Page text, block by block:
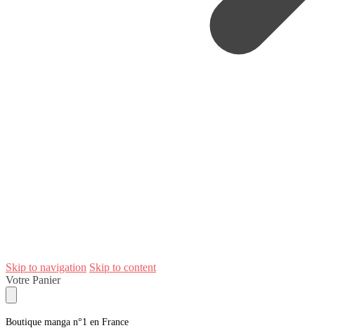
Skip to navigation Skip to content
Votre Panier
Boutique manga n°1 en France